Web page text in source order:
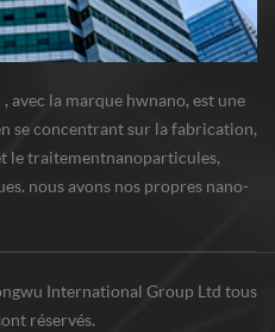
la marque hwnano, est une
se concentrant sur la fabrication,
le traitementnanoparticules,
nous avons nos propres nano-
International Group Ltd tous
réservés.